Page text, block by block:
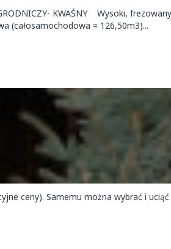
KWAŚNY Wysoki,
(całosamochodowa = 126,50m3)...
ceny). Samemu można wybrać i uciąć